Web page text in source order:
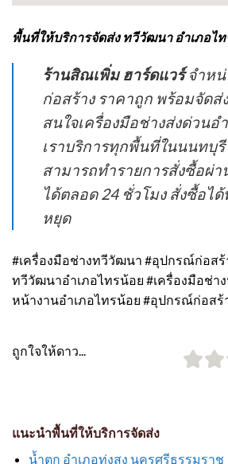
พื้นที่ให้บริการจัดส่ง ทวีวัฒนา อำเภอไ
ร้านสิณเพิ่ม ฮาร์ดแวร์จำห
ก่อสร้าง ราคาถูก พร้อมจัด
สนใจเครื่องมือช่างส่งด่วนอ
เราบริการทุกพื้นที่ในนนทบุ
สามารถทำรายการสั่งซื้อผ่
ได้ตลอด 24 ชั่วโมง สั่งซื้อไ
หยุด
#เครื่องมือช่างทวีวัฒนา #อุปกรณ์ก่อส
ทวีวัฒนาอำเภอไทรน้อย #เครื่องมือช่า
หน้างานอำเภอไทรน้อย #อุปกรณ์ก่อสร้
ถูกใจให้ดาว...
แนะนำพื้นที่ให้บริการจัดส่ง
น้ำตก อำเภอทุ่งสง นครศรีธรรมราช